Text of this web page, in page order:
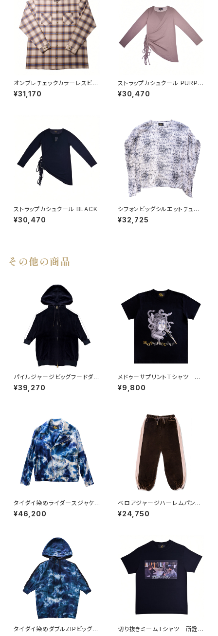
オンブレチェックカラーレスビッ
グシャツ BEG
¥31,170
ストラップカシュクール PURPL
E BEIGE
¥30,470
ストラップカシュクール BLACK
¥30,470
シフォンビッグシルエットチュニッ
ク（英字プリント）
¥32,725
その他の商品
パイルジャージビッグフードダブ
ルZIPパーカー BLACK
¥39,270
メドゥーサプリントTシャツ BL
ACK
¥9,800
タイダイ染めライダースジャケッ
ト
¥46,200
ベロアジャージハーレムパン
ツ BROWN
¥24,750
タイダイ染めダブルZIPビッグシ
切り抜きミームTシャツ 所詮ホ